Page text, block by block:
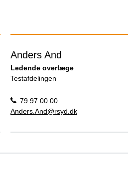
Anders And
Ledende overlæge
Testafdelingen
79 97 00 00
Anders.And@rsyd.dk